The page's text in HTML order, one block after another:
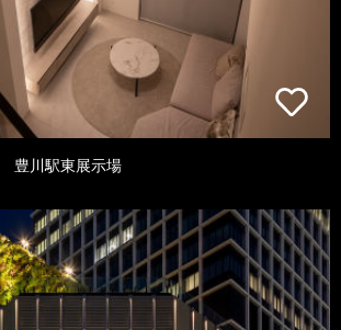
豊川駅東展示場